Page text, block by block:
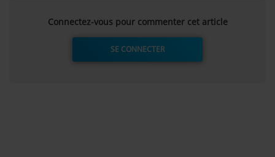
Connectez-vous pour commenter cet article
SE CONNECTER